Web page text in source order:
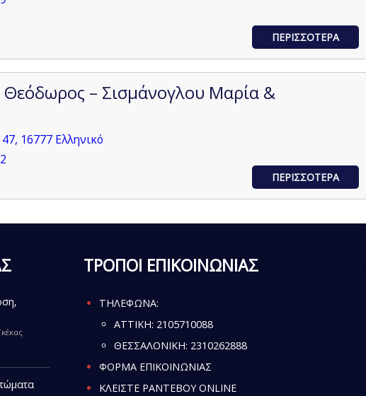
ΠΕΡΙΣΣΟΤΕΡΑ
Θεόδωρος – Σισμάνογλου Μαρία &
16777 Ελληνικό
ΠΕΡΙΣΣΟΤΕΡΑ
ΤΡΟΠΟΙ ΕΠΙΚΟΙΝΩΝΙΑΣ
ΤΗΛΕΦΩΝΑ:
ATTIKH: 2105710088
ΘΕΣΣΑΛΟΝΙΚΗ: 2310262888
ΦΟΡΜΑ ΕΠΙΚΟΙΝΩΝΙΑΣ
ΚΛΕΙΣΤΕ ΡΑΝΤΕΒΟΥ ONLINE